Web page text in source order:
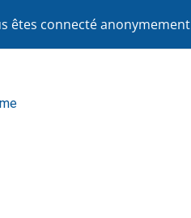
la saisie de recherche
êtes connecté anonymement